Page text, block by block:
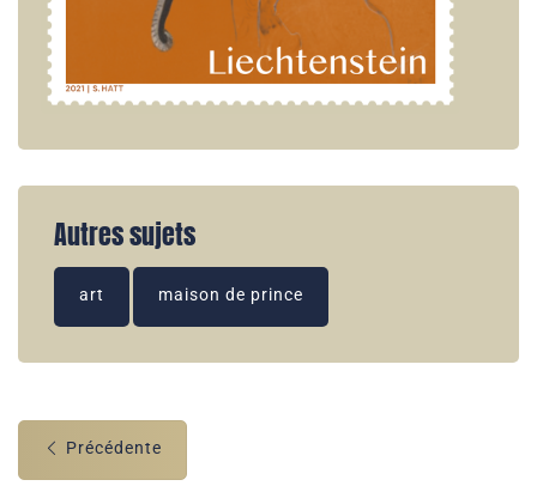
Autres sujets
art maison de prince
Précédente